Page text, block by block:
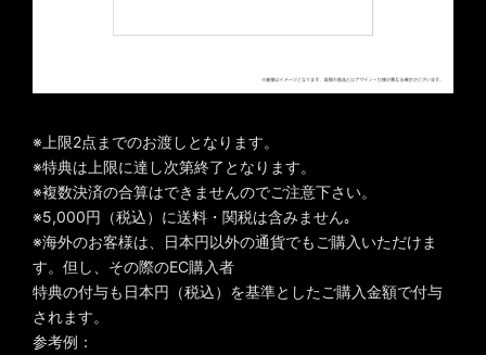
※上限2点までのお渡しとなります。
※特典は上限に達し次第終了となります。
※複数決済の合算はできませんのでご注意下さい。
※5,000円（税込）に送料・関税は含みません｡
※海外のお客様は、日本円以外の通貨でもご購入いただけま
す。但し、その際のEC購入者
特典の付与も日本円（税込）を基準としたご購入金額で付与
されます。
参考例：